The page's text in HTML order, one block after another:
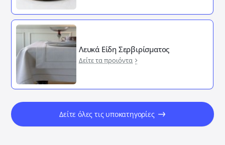
Λευκά Είδη Σερβιρίσματος
Δείτε τα προιόντα
Δείτε όλες τις υποκατηγορίες